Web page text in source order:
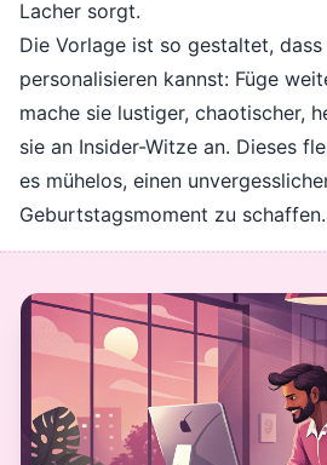
Lacher sorgt.
Die Vorlage ist so gestaltet,
personalisieren kannst: Füge
mache sie lustiger, chaotischer,
sie an Insider-Witze an. Dieses
es mühelos, einen
Geburtstagsmoment zu schaffen.